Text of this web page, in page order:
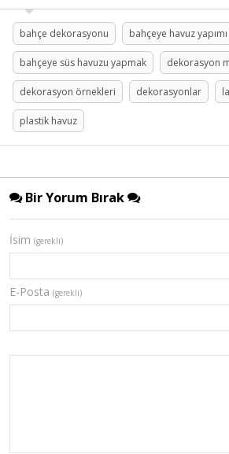
bahçe dekorasyonu bahçeye havuz yapımı
bahçeye süs havuzu yapmak dekorasyon
dekorasyon örnekleri dekorasyonlar
plastik havuz
Bir Yorum Bırak
İsim (gerekli)
E-Posta (gerekli)